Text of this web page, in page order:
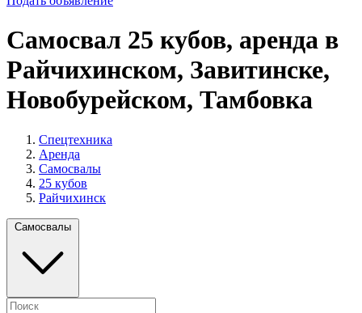
Самосвал 25 кубов, аренда в
Райчихинском, Завитинске,
Новобурейском, Тамбовка
Спецтехника
Аренда
Самосвалы
25 кубов
Райчихинск
Самосвалы